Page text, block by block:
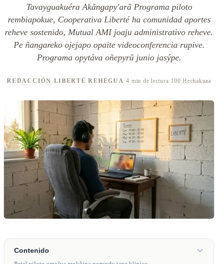
Tavayguakuéra Akãngapy'arã Programa piloto
rembiapokue, Cooperativa Liberté ha comunidad aportes
reheve sostenido, Mutual AMI joaju administrativo reheve.
Pe ñangareko ojejapo opaite videoconferencia rupive.
Programa opytáva oñepyrũ junio jasýpe.
REDACCIÓN LIBERTÉ REHEGUA ·4 min de lectura· 100 Hechakuaa
Contenido